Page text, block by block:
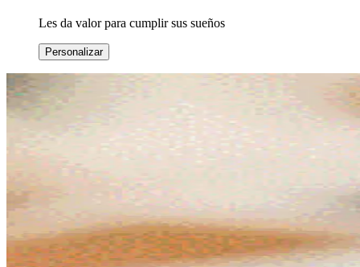
Les da valor para cumplir sus sueños
Personalizar